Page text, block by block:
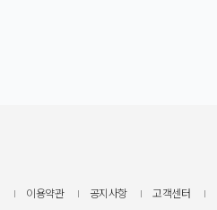
이용약관 공지사항 고객센터